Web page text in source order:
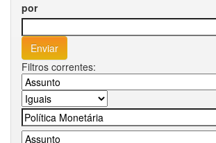
por
Filtros correntes: